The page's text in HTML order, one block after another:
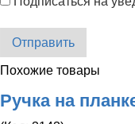
Отправить
Похожие товары
Ручка на